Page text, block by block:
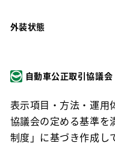
外装状態
自動車公正取引協議会
表示項目・方法・運用
協議会の定める基準を
制度」に基づき作成し